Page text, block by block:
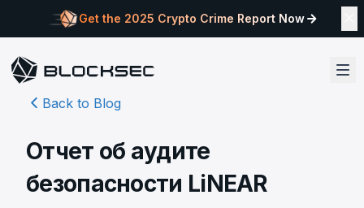
Get the 2025 Crypto Crime Report Now
Back to Blog
Отчет об аудите
безопасности LiNEAR